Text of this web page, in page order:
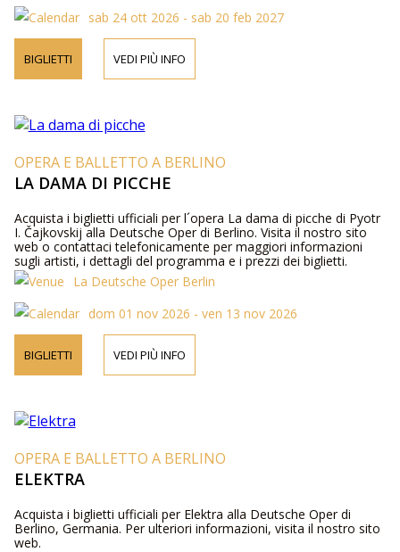
sab 24 ott 2026 - sab 20 feb 2027
BIGLIETTI VEDI PIÙ INFO
OPERA E BALLETTO A BERLINO
LA DAMA DI PICCHE
Acquista i biglietti ufficiali per l´opera La dama di picche di Pyotr
I. Čajkovskij alla Deutsche Oper di Berlino. Visita il nostro sito
web o contattaci telefonicamente per maggiori informazioni
sugli artisti, i dettagli del programma e i prezzi dei biglietti.
La Deutsche Oper Berlin
dom 01 nov 2026 - ven 13 nov 2026
BIGLIETTI VEDI PIÙ INFO
OPERA E BALLETTO A BERLINO
ELEKTRA
Acquista i biglietti ufficiali per Elektra alla Deutsche Oper di
Berlino, Germania. Per ulteriori informazioni, visita il nostro sito
web.